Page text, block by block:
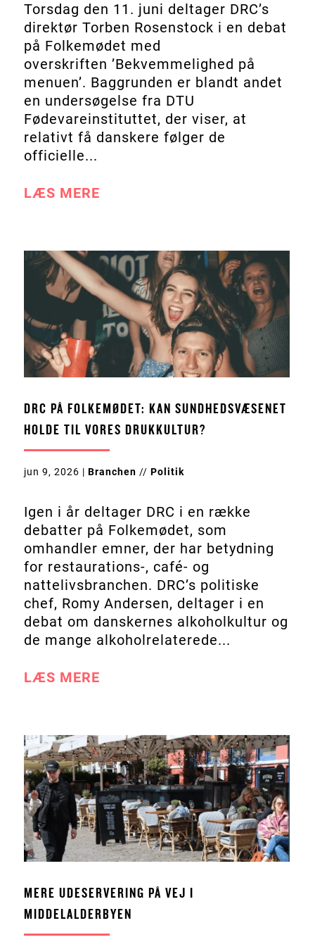
Torsdag den 11. juni deltager DRC’s
direktør Torben Rosenstock i en debat
på Folkemødet med
overskriften ’Bekvemmelighed på
menuen’. Baggrunden er blandt andet
en undersøgelse fra DTU
Fødevareinstituttet, der viser, at
relativt få danskere følger de
officielle...
LÆS MERE
DRC PÅ FOLKEMØDET: KAN SUNDHEDSVÆSENET
HOLDE TIL VORES DRUKKULTUR?
jun 9, 2026 | Branchen // Politik
Igen i år deltager DRC i en række
debatter på Folkemødet, som
omhandler emner, der har betydning
for restaurations-, café- og
nattelivsbranchen. DRC’s politiske
chef, Romy Andersen, deltager i en
debat om danskernes alkoholkultur og
de mange alkoholrelaterede...
LÆS MERE
MERE UDESERVERING PÅ VEJ I
MIDDELALDERBYEN